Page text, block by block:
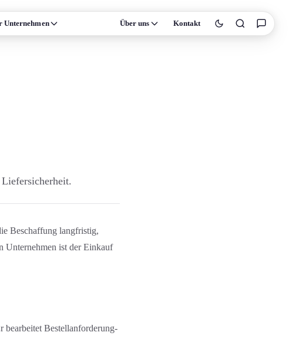
Unternehmen Über uns Kontakt
Beschaffung langfristig,
Unternehmen ist der Einkauf
bearbeitet Bestell­anforderung­